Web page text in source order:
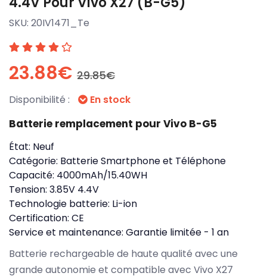
SKU: 20IV1471_Te
23.88€ 29.85€
Disponibilité : En stock
Batterie remplacement pour Vivo B-G5
État: Neuf
Catégorie: Batterie Smartphone et Téléphone
Capacité: 4000mAh/15.40WH
Tension: 3.85V 4.4V
Technologie batterie: Li-ion
Certification: CE
Service et maintenance: Garantie limitée - 1 an
Batterie rechargeable de haute qualité avec une
grande autonomie et compatible avec Vivo X27